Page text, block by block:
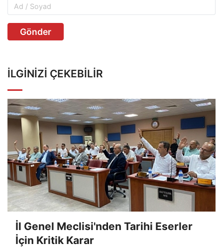
Gönder
İLGINIZI ÇEKEBILIR
İl Genel Meclisi'nden Tarihi Eserler
İçin Kritik Karar